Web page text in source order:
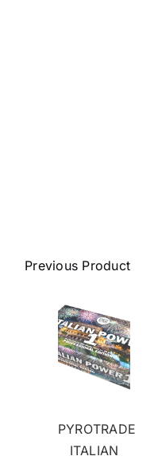
Previous Product
PYROTRADE
ITALIAN